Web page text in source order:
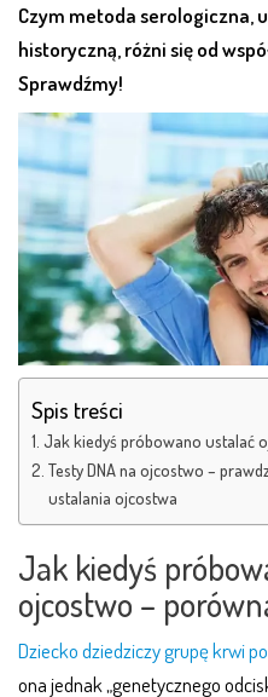
Czym metoda serologiczna,
historyczną, różni się od
Sprawdźmy!
Spis treści
Jak kiedyś próbowano ustalać
Testy DNA na ojcostwo –
ustalania ojcostwa
Jak kiedyś
ojcostwo –
Dziecko dziedziczy grupę krwi
ona jednak „genetycznego